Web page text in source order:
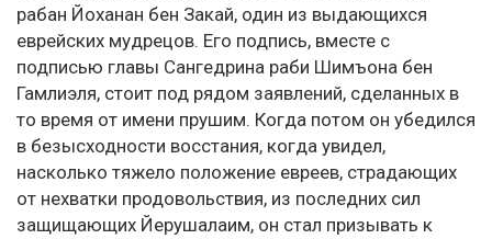
рабан Йоханан бен Закай, один из выдающихся
еврейских мудрецов. Его подпись, вместе с
подписью главы Сангедрина раби Шимъона бен
Гамлиэля, стоит под рядом заявлений, сделанных в
то время от имени прушим. Когда потом он убедился
в безысходности восстания, когда увидел,
насколько тяжело положение евреев, страдающих
от нехватки продовольствия, из последних сил
защищающих Йерушалаим, он стал призывать к